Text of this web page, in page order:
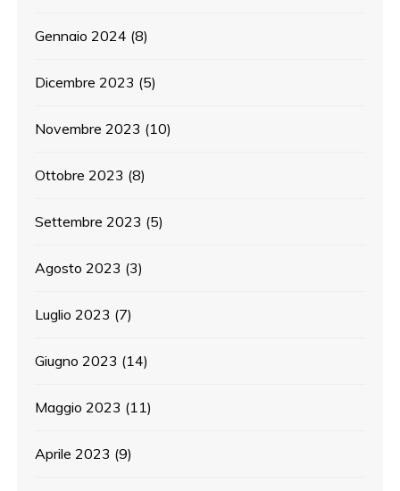
Gennaio 2024 (8)
Dicembre 2023 (5)
Novembre 2023 (10)
Ottobre 2023 (8)
Settembre 2023 (5)
Agosto 2023 (3)
Luglio 2023 (7)
Giugno 2023 (14)
Maggio 2023 (11)
Aprile 2023 (9)